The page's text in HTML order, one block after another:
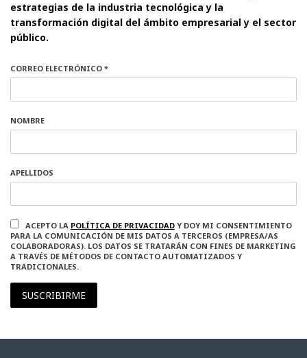
estrategias de la industria tecnológica y la
transformación digital del ámbito empresarial y el sector
público.
CORREO ELECTRÓNICO *
NOMBRE
APELLIDOS
ACEPTO LA POLÍTICA DE PRIVACIDAD Y DOY MI CONSENTIMIENTO
PARA LA COMUNICACIÓN DE MIS DATOS A TERCEROS (EMPRESA/AS
COLABORADORAS). LOS DATOS SE TRATARÁN CON FINES DE MARKETING
A TRAVÉS DE MÉTODOS DE CONTACTO AUTOMATIZADOS Y
TRADICIONALES.
SUSCRIBIRME